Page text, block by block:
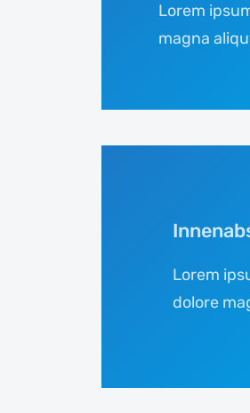
Lorem
magna
Lorem
dolore